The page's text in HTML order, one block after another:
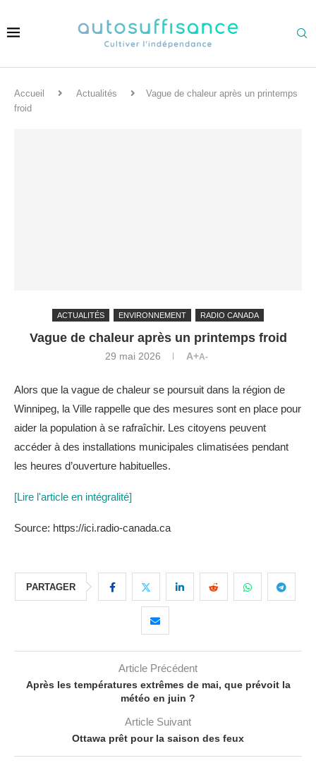
Accueil Actualités
Vague de chaleur après un printemps
froid
ACTUALITÉS ENVIRONNEMENT RADIO CANADA
Vague de chaleur après un printemps froid
29 mai 2026 A+A-
Alors que la vague de chaleur se poursuit dans la région de
Winnipeg, la Ville rappelle que des mesures sont en place pour
aider la population à se rafraîchir. Les citoyens peuvent
accéder à des installations municipales climatisées pendant
les heures d’ouverture habituelles.
[Lire l'article en intégralité]
Source: https://ici.radio-canada.ca
PARTAGER
Article Précédent
Après les températures extrêmes de mai, que prévoit la
météo en juin ?
Article Suivant
Ottawa prêt pour la saison des feux